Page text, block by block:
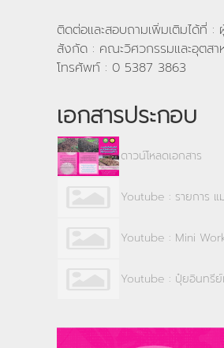
ติดต่อและสอบถามเพิ่มเติมได้ที่
สังกัด : คณะวิศวกรรมและอุตสา
โทรศัพท์ : 0 5387 3863
เอกสารประกอบ
ดาวน์โหลดเอกสาร
Youtube : รายการ
Youtube : Mini
Youtube : ปุ๋ยอินทรีย์